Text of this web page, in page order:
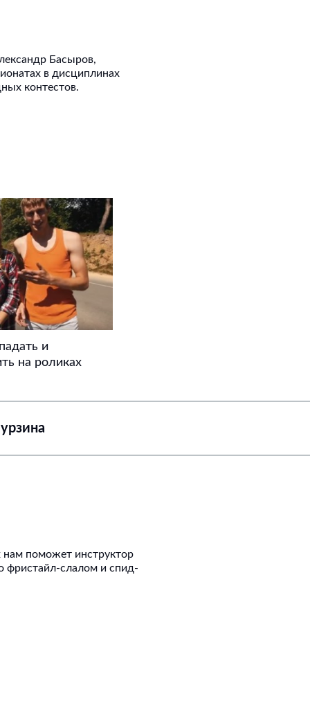
Басыров,
в дисциплинах
контестов.
и
на роликах
нам поможет инструктор
фристайл-слалом и спид-